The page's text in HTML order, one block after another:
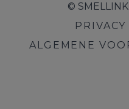
©
PRIVACY
ALGEMENE